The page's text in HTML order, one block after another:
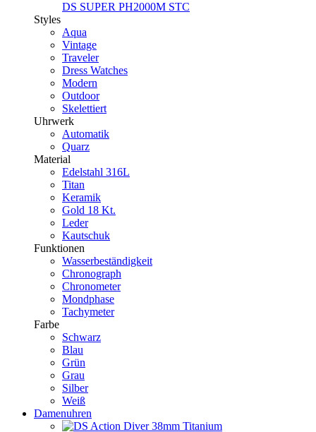
DS SUPER PH2000M STC
Styles
Aqua
Vintage
Traveler
Dress Watches
Modern
Outdoor
Skelettiert
Uhrwerk
Automatik
Quarz
Material
Edelstahl 316L
Titan
Keramik
Gold 18 Kt.
Leder
Kautschuk
Funktionen
Wasserbeständigkeit
Chronograph
Chronometer
Mondphase
Tachymeter
Farbe
Schwarz
Blau
Grün
Grau
Silber
Weiß
Damenuhren